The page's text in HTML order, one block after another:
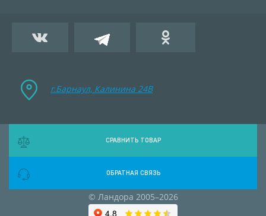
г.Барнаул, Калинина 24B
© Ландора 2005–2026
СРАВНИТЬ ТОВАР
ОБРАТНАЯ СВЯЗЬ